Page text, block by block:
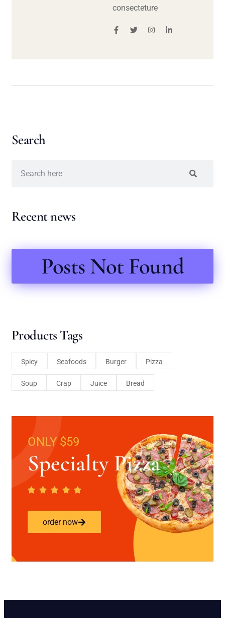
consecteture
Search
Recent news
Posts Not Found
Products Tags
Spicy Seafoods Burger Pizza
Soup Crap Juice Bread
ONLY $59
Specialty Pizza
order now